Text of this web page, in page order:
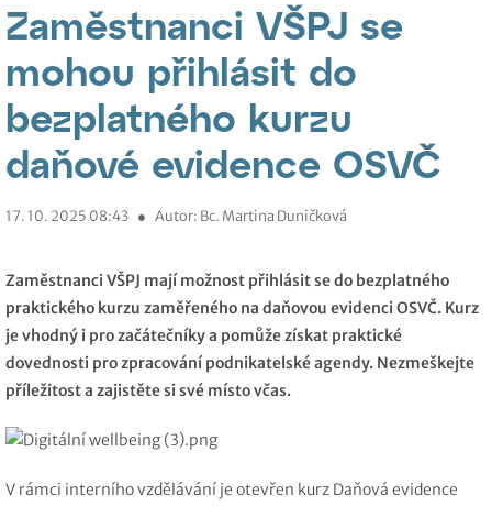
Zaměstnanci VŠPJ se
mohou přihlásit do
bezplatného kurzu
daňové evidence OSVČ
17. 10. 2025 08:43 ● Autor: Bc. Martina Duničková
Zaměstnanci VŠPJ mají možnost přihlásit se do bezplatného
praktického kurzu zaměřeného na daňovou evidenci OSVČ. Kurz
je vhodný i pro začátečníky a pomůže získat praktické
dovednosti pro zpracování podnikatelské agendy. Nezmeškejte
příležitost a zajistěte si své místo včas.
V rámci interního vzdělávání je otevřen kurz Daňová evidence